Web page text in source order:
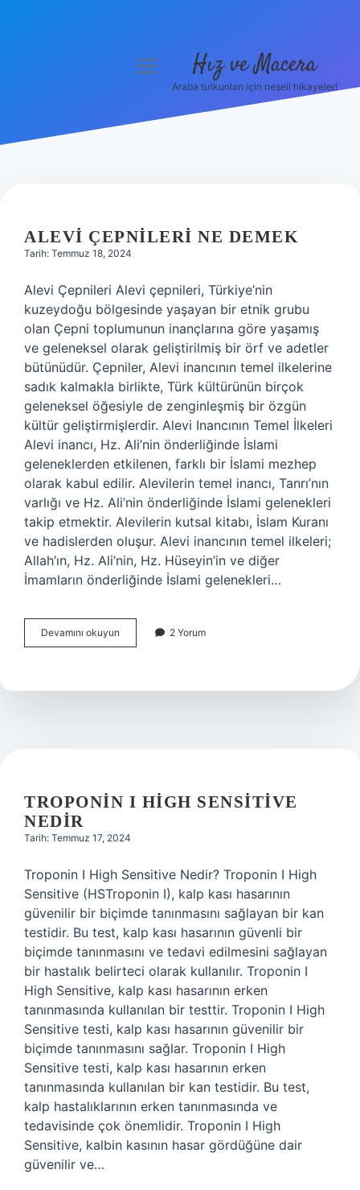
Hakkımızda
menüyü
Hız ve Macera
Araba tutkunları için neşeli hikayeler!
VE
MACERA
YAZILAR
ALEVI ÇEPNILERI NE DEMEK
Tarih: Temmuz 18, 2024
Alevi Çepnileri Alevi çepnileri, Türkiye’nin
kuzeydoğu bölgesinde yaşayan bir etnik grubu
olan Çepni toplumunun inançlarına göre yaşamış
ve geleneksel olarak geliştirilmiş bir örf ve adetler
bütünüdür. Çepniler, Alevi inancının temel ilkelerine
sadık kalmakla birlikte, Türk kültürünün birçok
geleneksel öğesiyle de zenginleşmiş bir özgün
kültür geliştirmişlerdir. Alevi Inancının Temel İlkeleri
Alevi inancı, Hz. Ali’nin önderliğinde İslami
geleneklerden etkilenen, farklı bir İslami mezhep
olarak kabul edilir. Alevilerin temel inancı, Tanrı’nın
varlığı ve Hz. Ali’nin önderliğinde İslami gelenekleri
takip etmektir. Alevilerin kutsal kitabı, İslam Kuranı
ve hadislerden oluşur. Alevi inancının temel ilkeleri;
Allah’ın, Hz. Ali’nin, Hz. Hüseyin’in ve diğer
İmamların önderliğinde İslami gelenekleri…
Devamını okuyun
çepnileri
2 Yorum
TROPONIN I HIGH SENSITIVE
NEDIR
Tarih: Temmuz 17, 2024
Troponin I High Sensitive Nedir? Troponin I High
Sensitive (HSTroponin I), kalp kası hasarının
güvenilir bir biçimde tanınmasını sağlayan bir kan
testidir. Bu test, kalp kası hasarının güvenli bir
biçimde tanınmasını ve tedavi edilmesini sağlayan
bir hastalık belirteci olarak kullanılır. Troponin I
High Sensitive, kalp kası hasarının erken
tanınmasında kullanılan bir testtir. Troponin I High
Sensitive testi, kalp kası hasarının güvenilir bir
biçimde tanınmasını sağlar. Troponin I High
Sensitive testi, kalp kası hasarının erken
tanınmasında kullanılan bir kan testidir. Bu test,
kalp hastalıklarının erken tanınmasında ve
tedavisinde çok önemlidir. Troponin I High
Sensitive, kalbin kasının hasar gördüğüne dair
güvenilir ve…